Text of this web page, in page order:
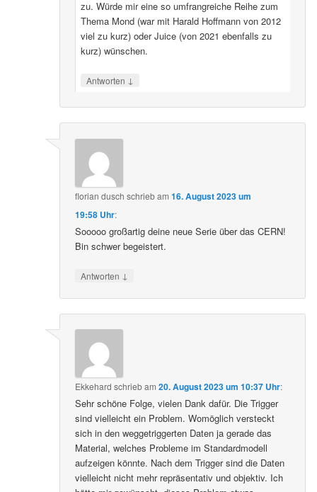
zu. Würde mir eine so umfrangreiche Reihe zum
Thema Mond (war mit Harald Hoffmann von 2012
viel zu kurz) oder Juice (von 2021 ebenfalls zu
kurz) wünschen.
Antworten ↓
florian dusch schriebam16. August 2023 um
19:58 Uhr:
Sooooo großartig deine neue Serie über das CERN!
Bin schwer begeistert.
Antworten ↓
Ekkehard schriebam20. August 2023 um 10:37 Uhr:
Sehr schöne Folge, vielen Dank dafür. Die Trigger
sind vielleicht ein Problem. Womöglich versteckt
sich in den weggetriggerten Daten ja gerade das
Material, welches Probleme im Standardmodell
aufzeigen könnte. Nach dem Trigger sind die Daten
vielleicht nicht mehr repräsentativ und objektiv. Ich